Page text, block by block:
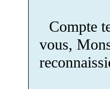
Compte
vous,